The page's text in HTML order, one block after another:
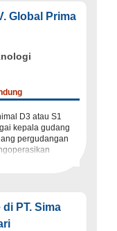
Global Prima
D3 atau S1
kepala gudang
pergudangan
PT. Sima